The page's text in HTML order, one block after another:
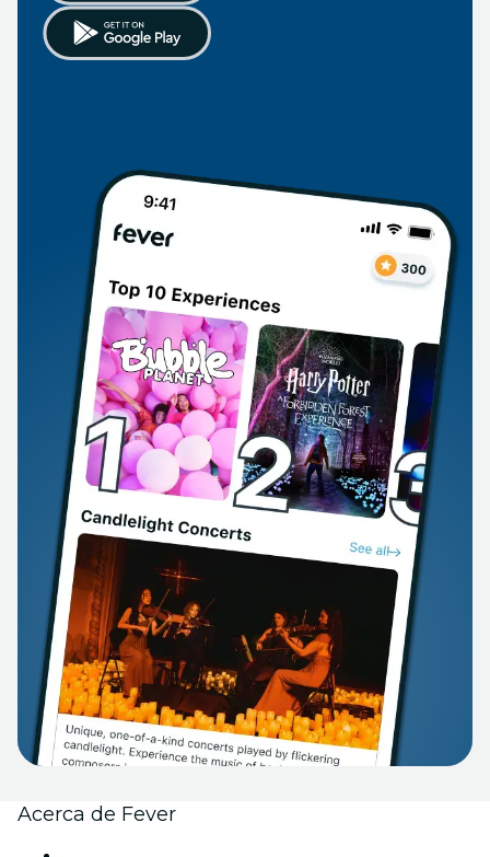
Acerca de Fever